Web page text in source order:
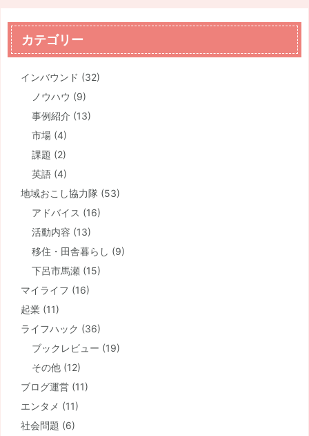
カテゴリー
インバウンド (32)
ノウハウ (9)
事例紹介 (13)
市場 (4)
課題 (2)
英語 (4)
地域おこし協力隊 (53)
アドバイス (16)
活動内容 (13)
移住・田舎暮らし (9)
下呂市馬瀬 (15)
マイライフ (16)
起業 (11)
ライフハック (36)
ブックレビュー (19)
その他 (12)
ブログ運営 (11)
エンタメ (11)
社会問題 (6)